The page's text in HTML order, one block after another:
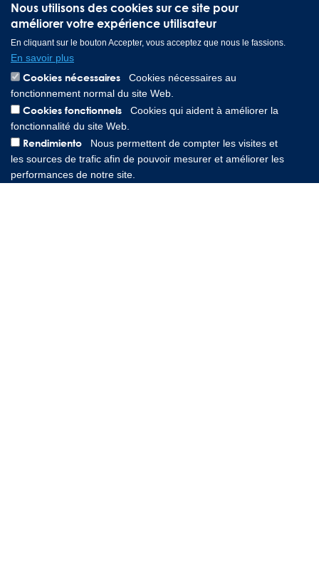
Nous utilisons des cookies sur ce site pour
améliorer votre expérience utilisateur
En cliquant sur le bouton Accepter, vous acceptez que nous le fassions.
En savoir plus
Cookies nécessaires
Cookies nécessaires au
fonctionnement normal du site Web.
Cookies fonctionnels
Cookies qui aident à améliorer la
fonctionnalité du site Web.
Rendimiento
Nous permettent de compter les visites et
les sources de trafic afin de pouvoir mesurer et améliorer les
performances de notre site.